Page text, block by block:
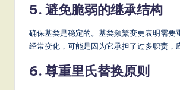
5. 避免脆弱的继承结构
确保基类是稳定的。基类频繁变更表明需要
经常变化，可能是因为它承担了过多职责，
6. 尊重里氏替换原则